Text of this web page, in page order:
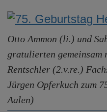
n
Otto Ammon (li.) und
gratulierten gemeinsam
Rentschler (2.v.re.)
Jürgen Opferkuch zum
Aalen)